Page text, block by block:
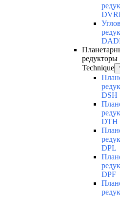
редукторы
Technique
DSH
DTH
DPL
DPF